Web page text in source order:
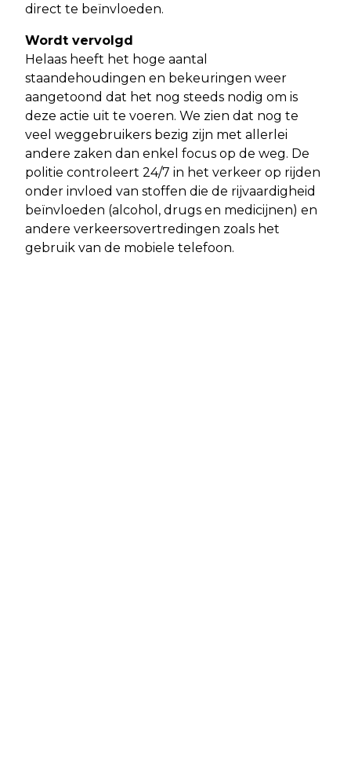
direct te beïnvloeden.
Wordt vervolgd
Helaas heeft het hoge aantal
staandehoudingen en bekeuringen weer
aangetoond dat het nog steeds nodig om is
deze actie uit te voeren. We zien dat nog te
veel weggebruikers bezig zijn met allerlei
andere zaken dan enkel focus op de weg. De
politie controleert 24/7 in het verkeer op rijden
onder invloed van stoffen die de rijvaardigheid
beïnvloeden (alcohol, drugs en medicijnen) en
andere verkeersovertredingen zoals het
gebruik van de mobiele telefoon.